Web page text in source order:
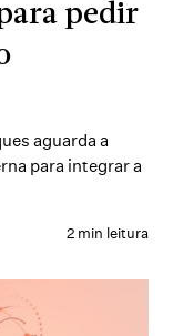
pedir
aguarda a
para integrar a
2 min leitura